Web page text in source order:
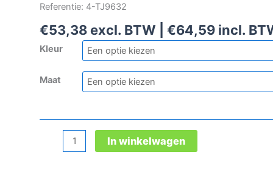
Referentie: 4-TJ9632
€53,38 excl. BTW | €64,59 incl.
Kleur
Maat
Zeppelin
In winkelwagen